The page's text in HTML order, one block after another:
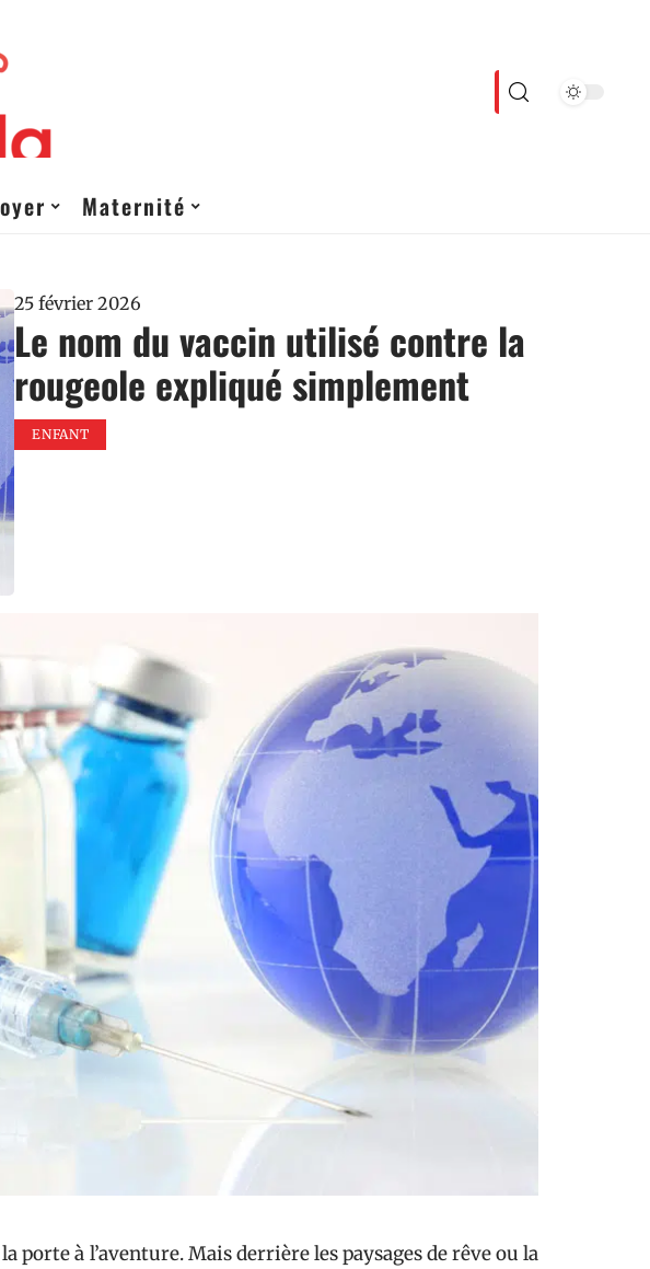
Maternité
25 février 2026
Le nom du vaccin utilisé contre la
rougeole expliqué simplement
ENFANT
porte à l’aventure. Mais derrière les paysages de rêve ou la